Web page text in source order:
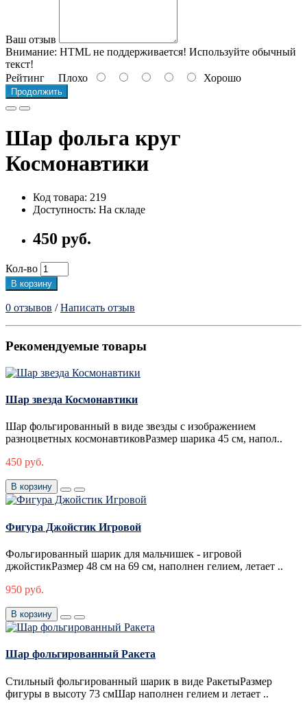
Ваш отзыв
Внимание: HTML не поддерживается! Используйте обычный
текст!
Рейтинг Плохо Хорошо
Продолжить
Шар фольга круг
Космонавтики
Код товара: 219
Доступность: На складе
450 руб.
Кол-во
В корзину
0 отзывов /Написать отзыв
Рекомендуемые товары
Шар звезда Космонавтики
Шар фольгированный в виде звезды с изображением
разноцветных космонавтиковРазмер шарика 45 см, напол..
450 руб.
В корзину
Фигура Джойстик Игровой
Фольгированный шарик для мальчишек - игровой
джойстикРазмер 48 см на 69 см, наполнен гелием, летает ..
950 руб.
В корзину
Шар фольгированный Ракета
Стильный фольгированный шарик в виде РакетыРазмер
фигуры в высоту 73 смШар наполнен гелием и летает ..